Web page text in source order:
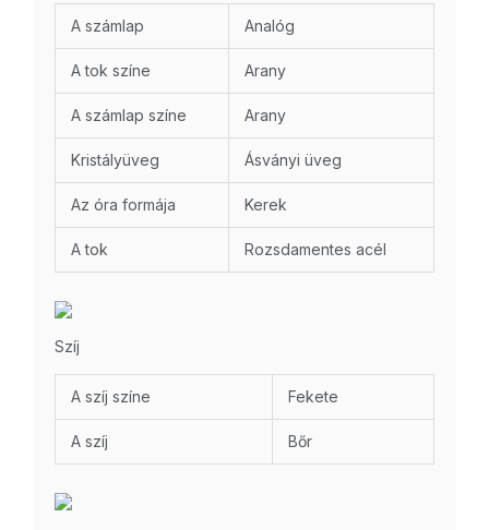
A számlap Analóg
A tok színe Arany
A számlap színe Arany
Kristályüveg Ásványi üveg
Az óra formája Kerek
A tok Rozsdamentes acél
Szíj
A szíj színe Fekete
A szíj Bőr